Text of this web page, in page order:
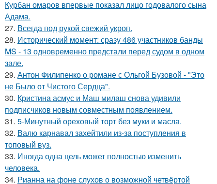
Курбан омаров впервые показал лицо годовалого сына
Адама.
27. Всегда под рукой свежий укроп.
28. Исторический момент: сразу 486 участников банды
MS - 13 одновременно предстали перед судом в одном
зале.
29. Антон Филипенко о романе с Ольгой Бузовой - "Это
не Было от Чистого Сердца".
30. Кристина асмус и Маш милаш снова удивили
подписчиков новым совместным появлением.
31. 5-Минутный ореховый торт без муки и масла.
32. Валю карнавал захейтили из-за поступления в
топовый вуз.
33. Иногда одна цель может полностью изменить
человека.
34. Рианна на фоне слухов о возможной четвёртой